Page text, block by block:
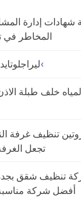
شهادات إدارة
المخاطر في
خلف طبلة
تنظيف غرفة
تجعل
تنظيف شقق
أفضل شركة مناسبة